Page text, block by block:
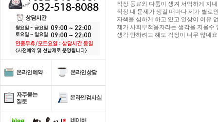
직장 동료와 다툼이 생겨 서먹하게 지
직장 내 문제가 생길 때마다 제가 별로
자책을 심하게 하고 있고 일상이 이유
제가 사회부적응자라는 생각을 지울수
생각 안하려고 해도 걱정이 너무 많네